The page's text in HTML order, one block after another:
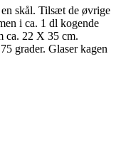
skål. Tilsæt de øvrige
i ca. 1 dl kogende
ca. 22 X 35 cm.
grader. Glaser kagen